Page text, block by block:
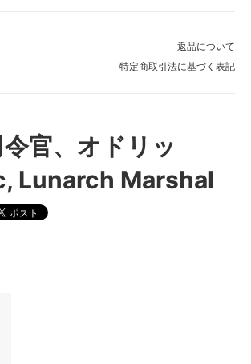
返品について
特定商取引法に基づく表記
官、オドリッ
Lunarch Marshal